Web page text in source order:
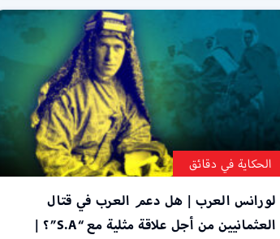
الحكاية في دقائق
لورانس العرب | هل دعم العرب في قتال
العثمانيين من أجل علاقة مثلية مع “S.A”؟ |